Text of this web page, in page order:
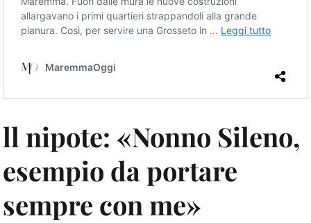
ll nipote: «Nonno Sileno,
esempio da portare
sempre con me»